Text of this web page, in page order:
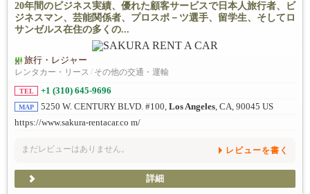
20年間のビジネス実績、優れた顧客サービスで日本人旅行者、ビ
ジネスマン、芸能関係者、プロスポ－ツ選手、留学生、そしてロ
サンゼルス在住の多くの...
旅行・レジャー
レンタカー・リース / その他の交通・運輸
TEL +1 (310) 645-9696
MAP 5250 W. CENTURY BLVD. #100, Los Angeles , CA, 90045 US
https://www.sakura-rentacar.co m/
まだレビューはありません。 レビューを書く
詳細